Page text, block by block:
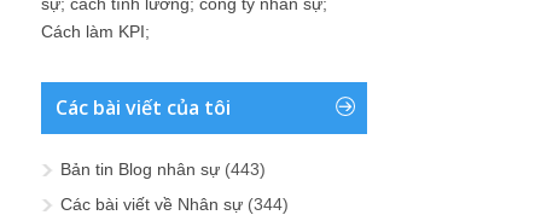
Cách làm KPI;
Các bài viết của tôi
Bản tin Blog nhân sự (443)
Các bài viết về Nhân sự (344)